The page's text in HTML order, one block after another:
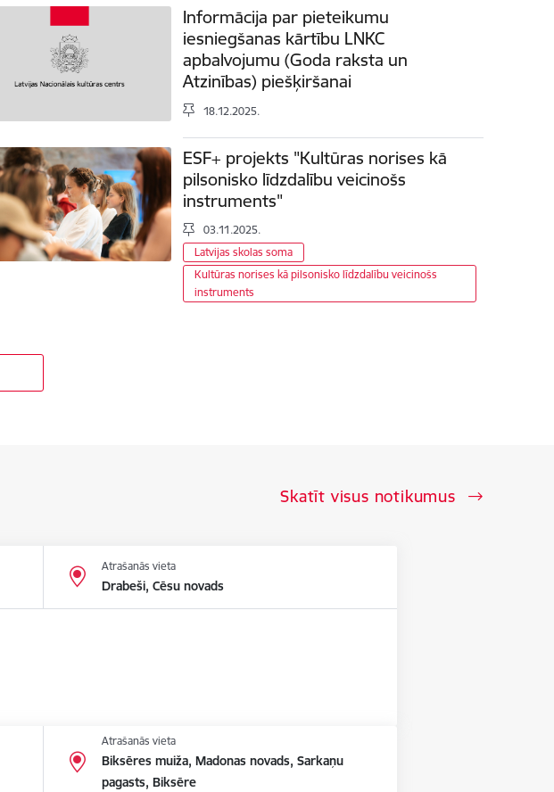
Informācija par pieteikumu
iesniegšanas kārtību LNKC
apbalvojumu (Goda raksta un
Atzinības) piešķiršanai
18.12.2025.
ESF+ projekts "Kultūras norises kā
pilsonisko līdzdalību veicinošs
instruments"
03.11.2025.
Latvijas skolas soma
Kultūras norises kā pilsonisko līdzdalību veicinošs
instruments
Skatīt visus notikumus
Atrašanās vieta
Drabeši, Cēsu novads
Atrašanās vieta
Biksēres muiža, Madonas novads, Sarkaņu
pagasts, Biksēre